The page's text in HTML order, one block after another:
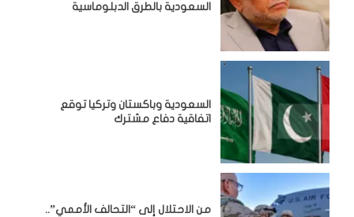
السعودية بالطرق الدبلوماسية
السعودية وباكستان وتركيا توقع
اتفاقية دفاع مشترك
من الاحتلال إلى “التحالف الأممي”..